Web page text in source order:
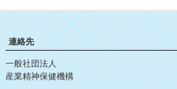
連絡先
一般社団法人
産業精神保健機構